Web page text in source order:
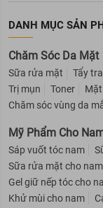
DANH MỤC SẢN
Chăm Sóc Da Mặt
Sữa rửa mặt Tẩy
Trị mụn
Toner
Chăm sóc vùng da
Mỹ Phẩm Cho
Sáp vuốt tóc nam
Sữa rửa mặt cho nam
Gel giữ nếp tóc cho
Khử mùi cho nam